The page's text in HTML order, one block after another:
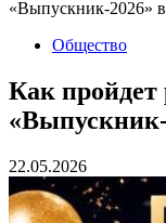
«Выпускник-2026»
Общество
Как
22.05.2026